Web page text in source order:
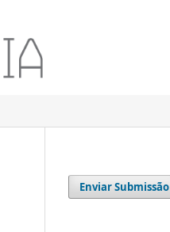
Enviar Submissão